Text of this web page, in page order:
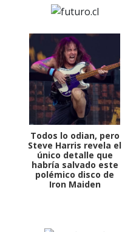
Todos lo odian, pero
Steve Harris revela el
único detalle que
habría salvado este
polémico disco de
Iron Maiden